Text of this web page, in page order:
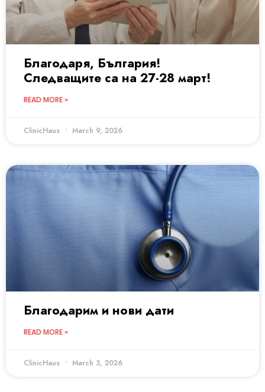
Благодаря, България!
Следващите са на 27-28 март!
READ MORE »
ClinicHaus March 9, 2026
Благодарим и нови дати
READ MORE »
ClinicHaus March 3, 2026